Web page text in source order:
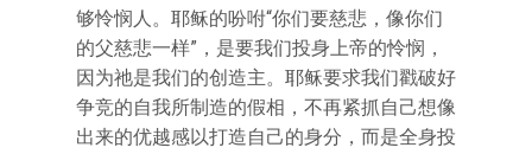
够怜悯人。耶稣的吩咐“你们要慈悲，像你们
的父慈悲一样”，是要我们投身上帝的怜悯，
因为祂是我们的创造主。耶稣要求我们戳破好
争竞的自我所制造的假相，不再紧抓自己想像
出来的优越感以打造自己的身分，而是全身投